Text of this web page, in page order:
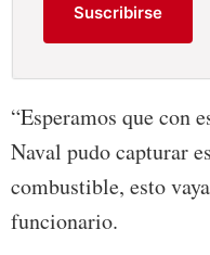
Suscribirse
“Esperamos que con
Naval pudo capturar
combustible, esto
funcionario.